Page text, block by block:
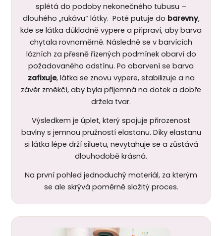
splétá do podoby nekonečného tubusu –
dlouhého „rukávu“ látky. Poté putuje do barevny,
kde se látka důkladně vypere a připraví, aby barva
chytala rovnoměrně. Následně se v barvících
lázních za přesně řízených podmínek obarví do
požadovaného odstínu. Po obarvení se barva
zafixuje, látka se znovu vypere, stabilizuje a na
závěr změkčí, aby byla příjemná na dotek a dobře
držela tvar.
Výsledkem je úplet, který spojuje přirozenost
bavlny s jemnou pružností elastanu. Díky elastanu
si látka lépe drží siluetu, nevytahuje se a zůstává
dlouhodobě krásná.
Na první pohled jednoduchý materiál, za kterým
se ale skrývá poměrně složitý proces.